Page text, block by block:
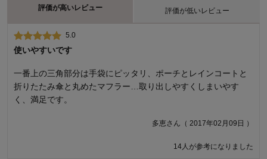
評価が高いレビュー 評価が低いレビュー
5.0
使いやすいです
一番上の三角部分は手袋にピッタリ、ポーチとレインコートと
折りたたみ傘と丸めたマフラー…取り出しやすくしまいやす
く、満足です。
多恵さん（ 2017年02月09日 ）
14人が参考になりました
2.0
大きさが…
ショルダーバッグは楽に入ってメッシュで柔らかく傷も付かな
さそう、でもトートバッグなどは高さがないので入りませんで
した、 普通のトートバッグも入る大きさも欲しいです。
くうちゃんさん（ 2016年12月22日 ）
23人が参考になりました